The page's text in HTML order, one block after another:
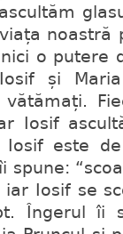
noastră
o putere
și
Iosif
Iosif este
Iosif se
Îngerul îi